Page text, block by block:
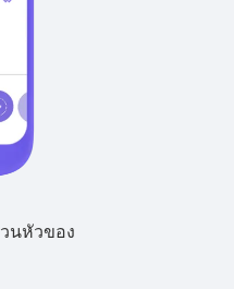
วนหัวของ